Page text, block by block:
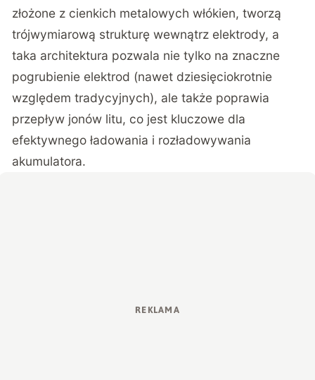
złożone z cienkich metalowych włókien, tworzą
trójwymiarową strukturę wewnątrz elektrody, a
taka architektura pozwala nie tylko na znaczne
pogrubienie elektrod (nawet dziesięciokrotnie
względem tradycyjnych), ale także poprawia
przepływ jonów litu, co jest kluczowe dla
efektywnego ładowania i rozładowywania
akumulatora.